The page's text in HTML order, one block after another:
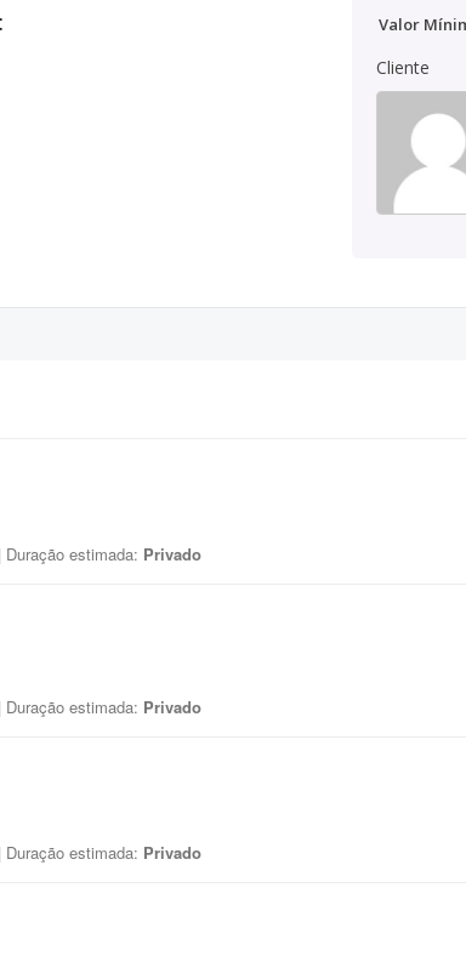
Valor
Cliente
| Duração estimada: Privado
| Duração estimada: Privado
| Duração estimada: Privado